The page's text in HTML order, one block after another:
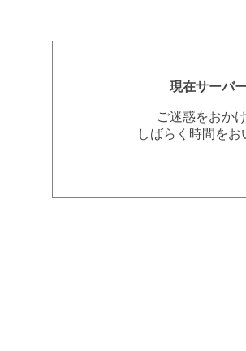
現在サーバ
ご迷惑をおか
しばらく時間を